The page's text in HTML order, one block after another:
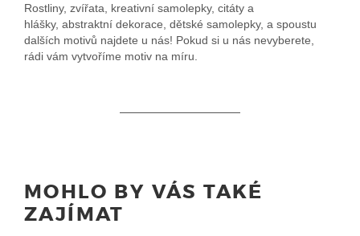
Rostliny, zvířata, kreativní samolepky, citáty a
hlášky, abstraktní dekorace, dětské samolepky, a spoustu
dalších motivů najdete u nás! Pokud si u nás nevyberete,
rádi vám vytvoříme motiv na míru.
MOHLO BY VÁS TAKÉ
ZAJÍMAT